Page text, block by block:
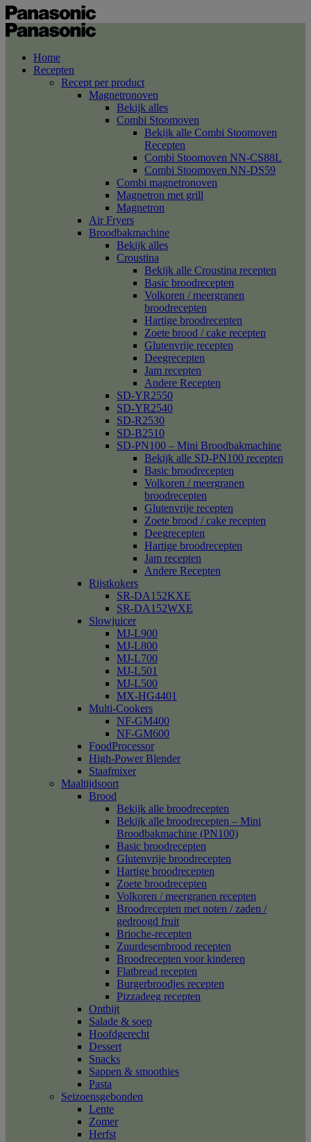
Home
Recepten
Recept per product
Magnetronoven
Bekijk alles
Combi Stoomoven
Bekijk alle Combi Stoomoven
Recepten
Combi Stoomoven NN-CS88L
Combi Stoomoven NN-DS59
Combi magnetronoven
Magnetron met grill
Magnetron
Air Fryers
Broodbakmachine
Bekijk alles
Croustina
Bekijk alle Croustina recepten
Basic broodrecepten
Volkoren / meergranen
broodrecepten
Hartige broodrecepten
Zoete brood / cake recepten
Glutenvrije recepten
Deegrecepten
Jam recepten
Andere Recepten
SD-YR2550
SD-YR2540
SD-R2530
SD-B2510
SD-PN100 – Mini Broodbakmachine
Bekijk alle SD-PN100 recepten
Basic broodrecepten
Volkoren / meergranen
broodrecepten
Glutenvrije recepten
Zoete brood / cake recepten
Deegrecepten
Hartige broodrecepten
Jam recepten
Andere Recepten
Rijstkokers
SR-DA152KXE
SR-DA152WXE
Slowjuicer
MJ-L900
MJ-L800
MJ-L700
MJ-L501
MJ-L500
MX-HG4401
Multi-Cookers
NF-GM400
NF-GM600
FoodProcessor
High-Power Blender
Staafmixer
Maaltijdsoort
Brood
Bekijk alle broodrecepten
Bekijk alle broodrecepten – Mini
Broodbakmachine (PN100)
Basic broodrecepten
Glutenvrije broodrecepten
Hartige broodrecepten
Zoete broodrecepten
Volkoren / meergranen recepten
Broodrecepten met noten / zaden /
gedroogd fruit
Brioche-recepten
Zuurdesembrood recepten
Broodrecepten voor kinderen
Flatbread recepten
Burgerbroodjes recepten
Pizzadeeg recepten
Ontbijt
Salade & soep
Hoofdgerecht
Dessert
Snacks
Sappen & smoothies
Pasta
Seizoensgebonden
Lente
Zomer
Herfst